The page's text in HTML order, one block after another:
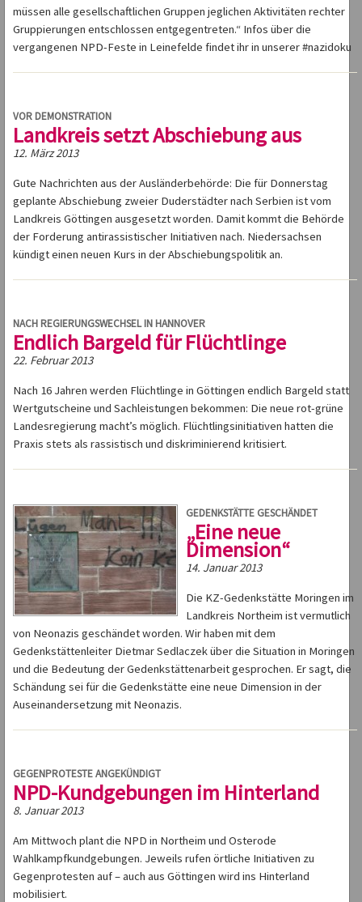
müssen alle gesellschaftlichen Gruppen jeglichen Aktivitäten rechter
Gruppierungen entschlossen entgegentreten.“ Infos über die
vergangenen NPD-Feste in Leinefelde findet ihr in unserer #nazidoku
VOR DEMONSTRATION
Landkreis setzt Abschiebung aus
12. März 2013
Gute Nachrichten aus der Ausländerbehörde: Die für Donnerstag
geplante Abschiebung zweier Duderstädter nach Serbien ist vom
Landkreis Göttingen ausgesetzt worden. Damit kommt die Behörde
der Forderung antirassistischer Initiativen nach. Niedersachsen
kündigt einen neuen Kurs in der Abschiebungspolitik an.
NACH REGIERUNGSWECHSEL IN HANNOVER
Endlich Bargeld für Flüchtlinge
22. Februar 2013
Nach 16 Jahren werden Flüchtlinge in Göttingen endlich Bargeld statt
Wertgutscheine und Sachleistungen bekommen: Die neue rot-grüne
Landesregierung macht’s möglich. Flüchtlingsinitiativen hatten die
Praxis stets als rassistisch und diskriminierend kritisiert.
GEDENKSTÄTTE GESCHÄNDET
„Eine neue
Dimension“
14. Januar 2013
Die KZ-Gedenkstätte Moringen im
Landkreis Northeim ist vermutlich
von Neonazis geschändet worden. Wir haben mit dem
Gedenkstättenleiter Dietmar Sedlaczek über die Situation in Moringen
und die Bedeutung der Gedenkstättenarbeit gesprochen. Er sagt, die
Schändung sei für die Gedenkstätte eine neue Dimension in der
Auseinandersetzung mit Neonazis.
GEGENPROTESTE ANGEKÜNDIGT
NPD-Kundgebungen im Hinterland
8. Januar 2013
Am Mittwoch plant die NPD in Northeim und Osterode
Wahlkampfkundgebungen. Jeweils rufen örtliche Initiativen zu
Gegenprotesten auf – auch aus Göttingen wird ins Hinterland
mobilisiert.